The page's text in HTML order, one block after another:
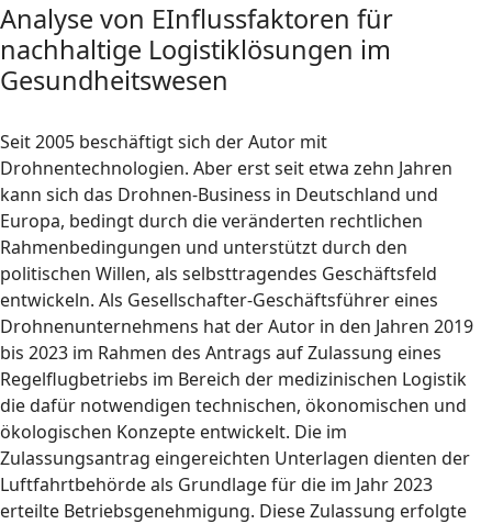
Analyse von EInflussfaktoren für
nachhaltige Logistiklösungen im
Gesundheitswesen
Seit 2005 beschäftigt sich der Autor mit
Drohnentechnologien. Aber erst seit etwa zehn Jahren
kann sich das Drohnen-Business in Deutschland und
Europa, bedingt durch die veränderten rechtlichen
Rahmenbedingungen und unterstützt durch den
politischen Willen, als selbsttragendes Geschäftsfeld
entwickeln. Als Gesellschafter-Geschäftsführer eines
Drohnenunternehmens hat der Autor in den Jahren 2019
bis 2023 im Rahmen des Antrags auf Zulassung eines
Regelflugbetriebs im Bereich der medizinischen Logistik
die dafür notwendigen technischen, ökonomischen und
ökologischen Konzepte entwickelt. Die im
Zulassungsantrag eingereichten Unterlagen dienten der
Luftfahrtbehörde als Grundlage für die im Jahr 2023
erteilte Betriebsgenehmigung. Diese Zulassung erfolgte